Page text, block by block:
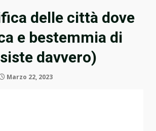
delle città dove
e bestemmia di
davvero)
Marzo 22, 2023